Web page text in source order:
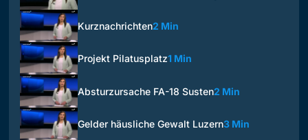
Kurznachrichten2 Min
Projekt Pilatusplatz1 Min
Absturzursache FA-18 Susten2 Min
Gelder häusliche Gewalt Luzern3 Min